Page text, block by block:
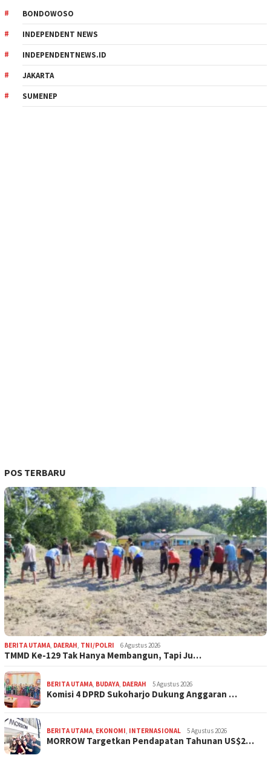
BONDOWOSO
INDEPENDENT NEWS
INDEPENDENTNEWS.ID
JAKARTA
SUMENEP
POS TERBARU
BERITA UTAMA, DAERAH, TNI/POLRI 6 Agustus 2026
TMMD Ke-129 Tak Hanya Membangun, Tapi Ju…
BERITA UTAMA, BUDAYA, DAERAH 5 Agustus 2026
Komisi 4 DPRD Sukoharjo Dukung Anggaran …
BERITA UTAMA, EKONOMI, INTERNASIONAL 5 Agustus 2026
MORROW Targetkan Pendapatan Tahunan US$2…